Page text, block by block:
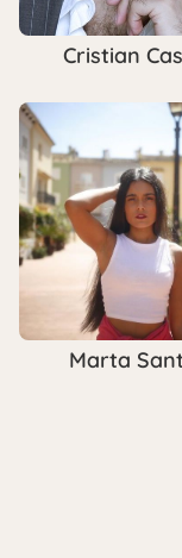
Cristian
Marta